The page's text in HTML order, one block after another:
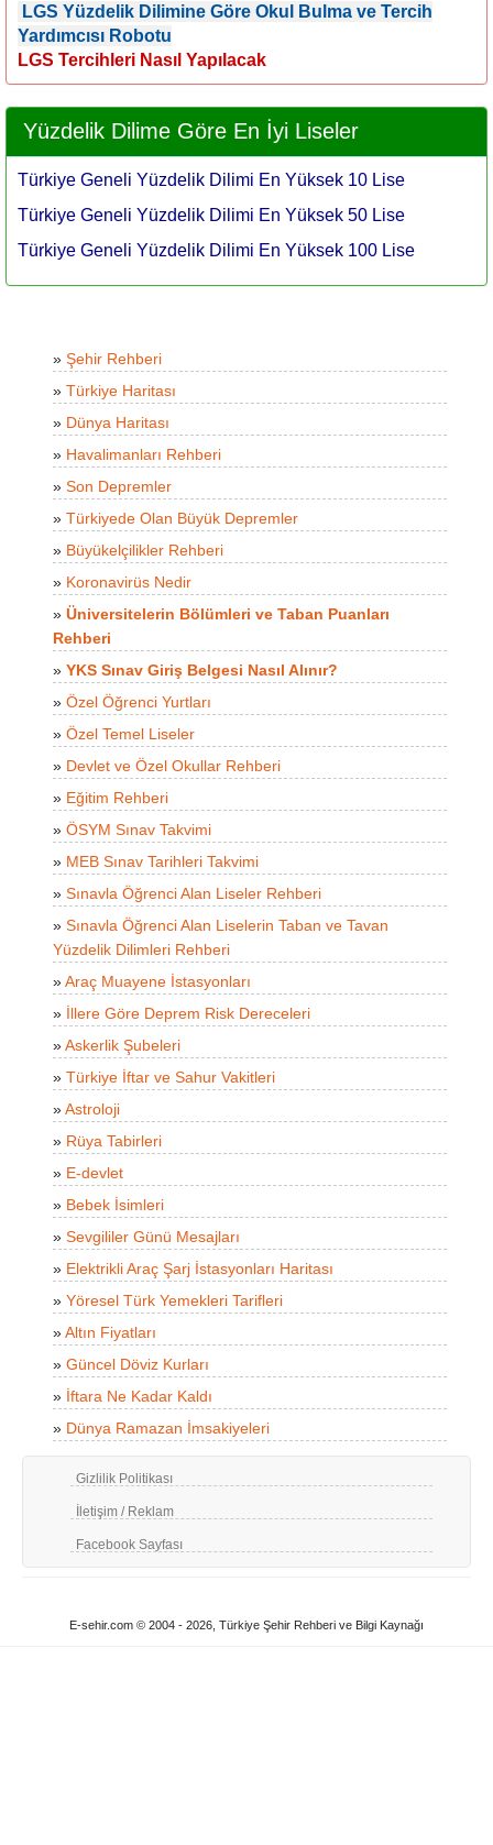
LGS Yüzdelik Dilimine Göre Okul Bulma ve Tercih
Yardımcısı Robotu
LGS Tercihleri Nasıl Yapılacak
Yüzdelik Dilime Göre En İyi Liseler
Türkiye Geneli Yüzdelik Dilimi En Yüksek 10 Lise
Türkiye Geneli Yüzdelik Dilimi En Yüksek 50 Lise
Türkiye Geneli Yüzdelik Dilimi En Yüksek 100 Lise
» Şehir Rehberi
» Türkiye Haritası
» Dünya Haritası
» Havalimanları Rehberi
» Son Depremler
» Türkiyede Olan Büyük Depremler
» Büyükelçilikler Rehberi
» Koronavirüs Nedir
» Üniversitelerin Bölümleri ve Taban Puanları
Rehberi
» YKS Sınav Giriş Belgesi Nasıl Alınır?
» Özel Öğrenci Yurtları
» Özel Temel Liseler
» Devlet ve Özel Okullar Rehberi
» Eğitim Rehberi
» ÖSYM Sınav Takvimi
» MEB Sınav Tarihleri Takvimi
» Sınavla Öğrenci Alan Liseler Rehberi
» Sınavla Öğrenci Alan Liselerin Taban ve Tavan
Yüzdelik Dilimleri Rehberi
»Araç Muayene İstasyonları
» İllere Göre Deprem Risk Dereceleri
»Askerlik Şubeleri
» Türkiye İftar ve Sahur Vakitleri
»Astroloji
» Rüya Tabirleri
» E-devlet
» Bebek İsimleri
» Sevgililer Günü Mesajları
» Elektrikli Araç Şarj İstasyonları Haritası
» Yöresel Türk Yemekleri Tarifleri
»Altın Fiyatları
» Güncel Döviz Kurları
» İftara Ne Kadar Kaldı
» Dünya Ramazan İmsakiyeleri
Gizlilik Politikası
İletişim / Reklam
Facebook Sayfası
E-sehir.com © 2004 - 2026, Türkiye Şehir Rehberi ve Bilgi Kaynağı